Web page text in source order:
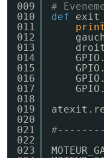
009
010
011
012
013
014
015
016
017
018
019
020
021
022
023
#
def
print